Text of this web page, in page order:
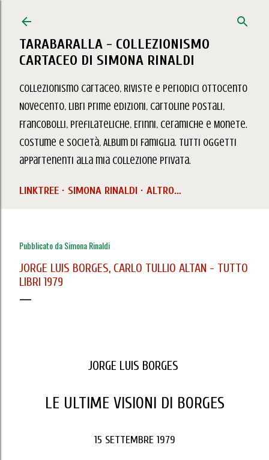
TARABARALLA - COLLEZIONISMO
CARTACEO DI SIMONA RINALDI
Collezionismo Cartaceo, Riviste e Periodici Ottocento
Novecento, Libri prime edizioni, Cartoline Postali,
Francobolli, Prefilateliche, Erinni, Ceramiche e Monete.
Costume e Società, Album di Famiglia. Tutti oggetti
appartenenti alla mia collezione privata.
LINKTREE SIMONA RINALDI ALTRO…
Pubblicato daSimona Rinaldi
JORGE LUIS BORGES, CARLO TULLIO ALTAN - TUTTO
LIBRI 1979
JORGE LUIS BORGES
LE ULTIME VISIONI DI BORGES
15 SETTEMBRE 1979